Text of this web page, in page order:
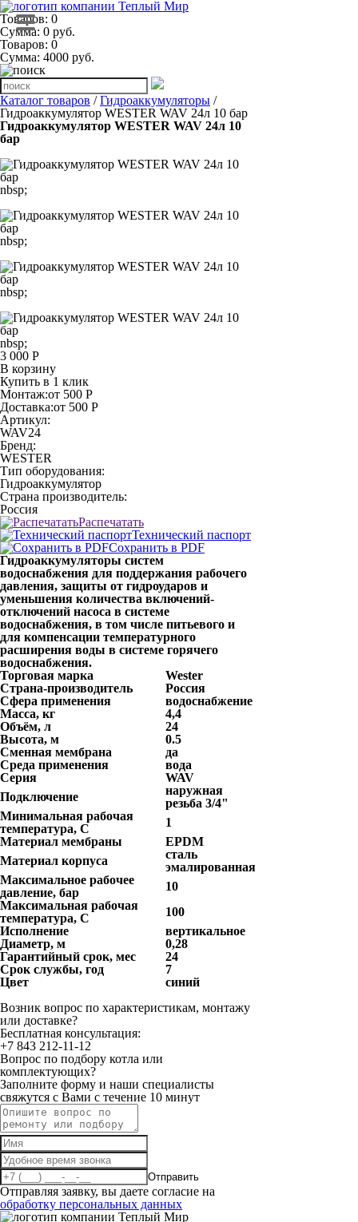
Товаров: 0
Сумма: 0 руб.
Товаров: 0
Сумма: 4000 руб.
Каталог товаров /Гидроаккумуляторы /
Гидроаккумулятор WESTER WAV 24л 10 бар
Гидроаккумулятор WESTER WAV 24л 10
бар
nbsp;
nbsp;
nbsp;
nbsp;
3 000 Р
В корзину
Купить в 1 клик
Монтаж:от 500 Р
Доставка:от 500 Р
Артикул:
WAV24
Бренд:
WESTER
Тип оборудования:
Гидроаккумулятор
Страна производитель:
Россия
Распечатать
Технический паспорт
Сохранить в PDF
Гидроаккумуляторы систем
водоснабжения для поддержания рабочего
давления, защиты от гидроударов и
уменьшения количества включений-
отключений насоса в системе
водоснабжения, в том числе питьевого и
для компенсации температурного
расширения воды в системе горячего
водоснабжения.
Торговая марка
Wester
Страна-производитель
Россия
Сфера применения
водоснабжение
Масса, кг
4,4
Объём, л
24
Высота, м
0.5
Сменная мембрана
да
Среда применения
вода
Серия
WAV
Подключение
наружная
резьба 3/4"
Минимальная рабочая
температура, С
1
Материал мембраны
EPDM
Материал корпуса
сталь
эмалированная
Максимальное рабочее
давление, бар
10
Максимальная рабочая
температура, С
100
Исполнение
вертикальное
Диаметр, м
0,28
Гарантийный срок, мес
24
Срок службы, год
7
Цвет
синий
Возник вопрос по характеристикам, монтажу
или доставке?
Бесплатная консультация:
+7 843 212-11-12
Вопрос по подбору котла или
комплектующих?
Заполните форму и наши специалисты
свяжутся с Вами с течение 10 минут
Отправить
Отправляя заявку, вы даете согласие на
обработку персональных данных